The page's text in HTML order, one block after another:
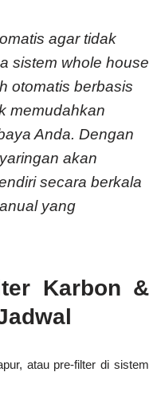
agar tidak
sistem whole house
otomatis berbasis
memudahkan
Anda. Dengan
akan
secara berkala
yang
Karbon &
atau pre-filter di sistem